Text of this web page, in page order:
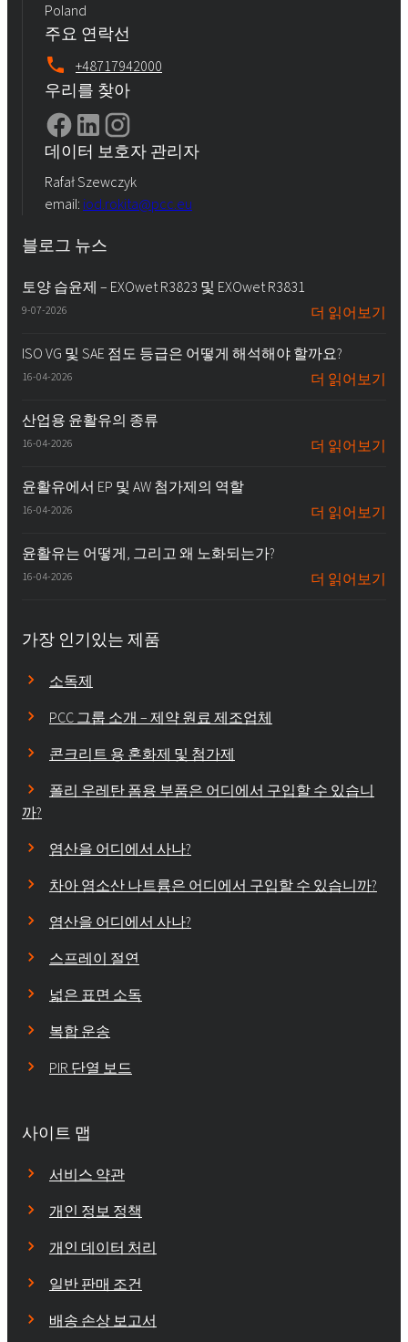
Poland
주요 연락선
+48717942000
우리를 찾아
데이터 보호자 관리자
Rafał Szewczyk
email: iod.rokita@pcc.eu
블로그 뉴스
토양 습윤제 – EXOwet R3823 및 EXOwet R3831
9-07-2026 더 읽어보기
ISO VG 및 SAE 점도 등급은 어떻게 해석해야 할까요?
16-04-2026 더 읽어보기
산업용 윤활유의 종류
16-04-2026 더 읽어보기
윤활유에서 EP 및 AW 첨가제의 역할
16-04-2026 더 읽어보기
윤활유는 어떻게, 그리고 왜 노화되는가?
16-04-2026 더 읽어보기
가장 인기있는 제품
소독제
PCC 그룹 소개 – 제약 원료 제조업체
콘크리트 용 혼화제 및 첨가제
폴리 우레탄 폼용 부품은 어디에서 구입할 수 있습니
까?
염산을 어디에서 사나?
차아 염소산 나트륨은 어디에서 구입할 수 있습니까?
염산을 어디에서 사나?
스프레이 절연
넓은 표면 소독
복합 운송
PIR 단열 보드
사이트 맵
서비스 약관
개인 정보 정책
개인 데이터 처리
일반 판매 조건
배송 손상 보고서